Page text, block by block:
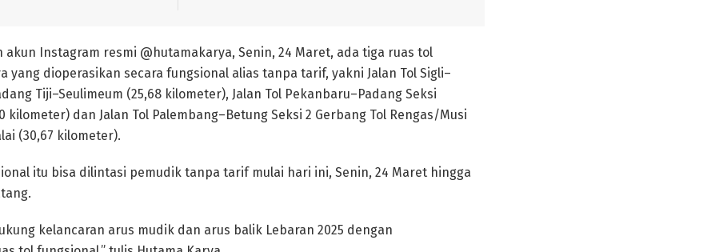
akun Instagram resmi @hutamakarya, Senin, 24 Maret, ada tiga ruas tol
yang dioperasikan secara fungsional alias tanpa tarif, yakni Jalan Tol Sigli–
Tiji–Seulimeum (25,68 kilometer), Jalan Tol Pekanbaru–Padang Seksi
kilometer) dan Jalan Tol Palembang–Betung Seksi 2 Gerbang Tol Rengas/Musi
(30,67 kilometer).
itu bisa dilintasi pemudik tanpa tarif mulai hari ini, Senin, 24 Maret hingga
kelancaran arus mudik dan arus balik Lebaran 2025 dengan